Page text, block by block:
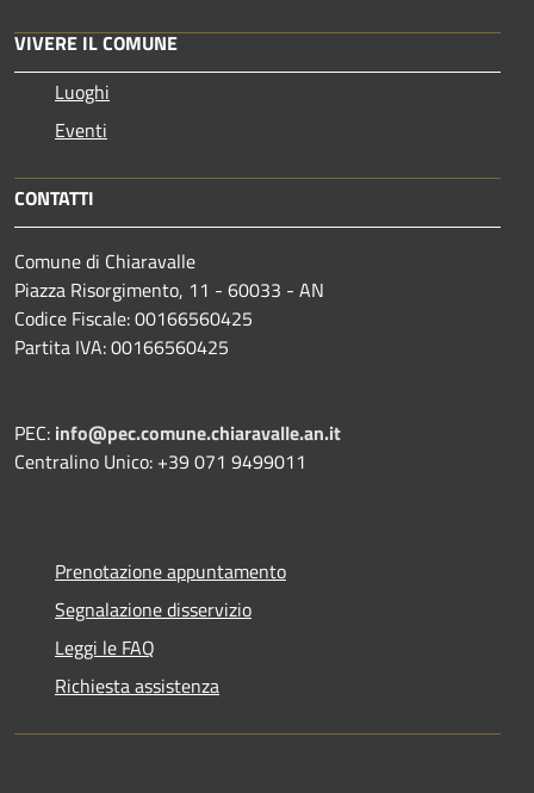
VIVERE IL COMUNE
Luoghi
Eventi
CONTATTI
Comune di Chiaravalle
Piazza Risorgimento, 11 - 60033 - AN
Codice Fiscale: 00166560425
Partita IVA: 00166560425
PEC: info@pec.comune.chiaravalle.an.it
Centralino Unico: +39 071 9499011
Prenotazione appuntamento
Segnalazione disservizio
Leggi le FAQ
Richiesta assistenza